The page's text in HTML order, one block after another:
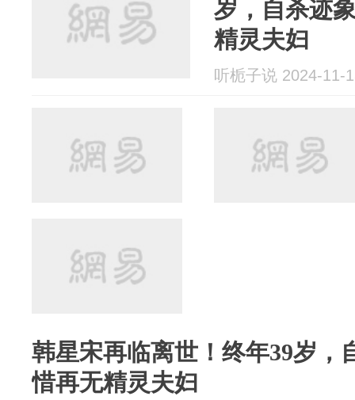
岁，自杀迹
精灵夫妇
听栀子说 2024-11-
韩星宋再临离世！终年39岁，
惜再无精灵夫妇